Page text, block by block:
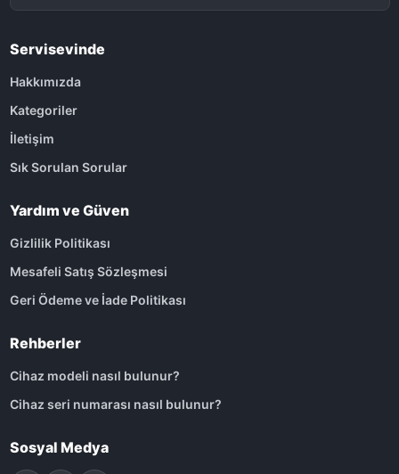
Servisevinde
Hakkımızda
Kategoriler
İletişim
Sık Sorulan Sorular
Yardım ve Güven
Gizlilik Politikası
Mesafeli Satış Sözleşmesi
Geri Ödeme ve İade Politikası
Rehberler
Cihaz modeli nasıl bulunur?
Cihaz seri numarası nasıl bulunur?
Sosyal Medya